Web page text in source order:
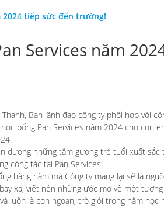
tiếp sức đến trường!
Services năm
Ban lãnh đạo công ty phối hợp với
bổng Pan Services năm 2024 cho con
dương những tấm gương trẻ tuổi xuất sắc
công tác tại Pan Services.
hàng năm mà Công ty mang lại sẽ là
xa, viết nên những ước mơ về một
luôn là con ngoan, trò giỏi trong năm học